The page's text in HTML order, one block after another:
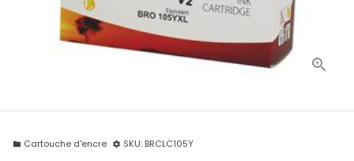
folder Cartouche d'encre settings SKU: BRCLC105Y